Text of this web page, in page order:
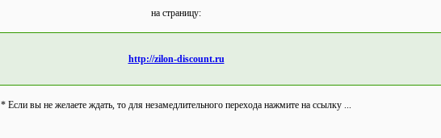
на страницу:
http://zilon-discount.ru
* Если вы не желаете ждать, то для незамедлительного перехода нажмите на ссылку ...